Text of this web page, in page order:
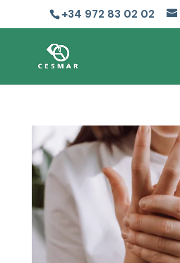
+34 972 83 02 02